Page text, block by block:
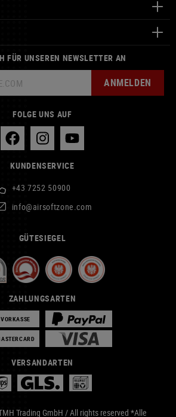
FÜR UNSEREN NEWSLETTER AN
ANMELDEN
FOLGE UNS AUF
KUNDENSERVICE
+43 7252 50900
info@airsoftzone.com
GÜTESIEGEL
ZAHLUNGSARTEN
VORKASSE
VERSANDARTEN
Trading GmbH / All rights reserved *Alle